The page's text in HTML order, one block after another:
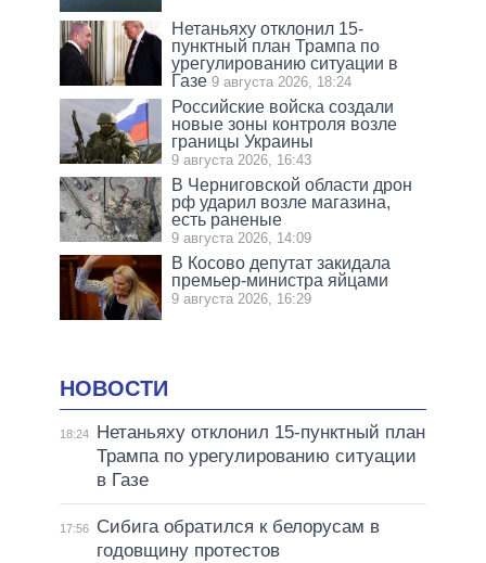
Нетаньяху отклонил 15-
пунктный план Трампа по
урегулированию ситуации в
Газе 9 августа 2026, 18:24
Российские войска создали
новые зоны контроля возле
границы Украины
9 августа 2026, 16:43
В Черниговской области дрон
рф ударил возле магазина,
есть раненые
9 августа 2026, 14:09
В Косово депутат закидала
премьер-министра яйцами
9 августа 2026, 16:29
НОВОСТИ
18:24
Нетаньяху отклонил 15-пунктный план
Трампа по урегулированию ситуации
в Газе
17:56
Сибига обратился к белорусам в
годовщину протестов